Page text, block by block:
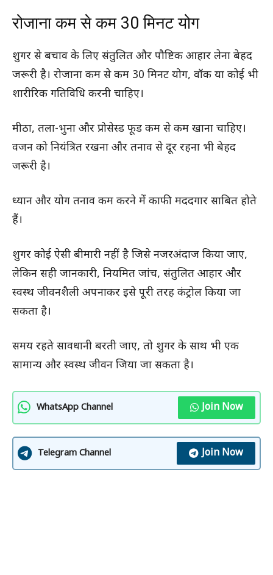
रोजाना कम से कम 30 मिनट योग
शुगर से बचाव के लिए संतुलित और पौष्टिक आहार लेना बेहद
जरूरी है। रोजाना कम से कम 30 मिनट योग, वॉक या कोई भी
शारीरिक गतिविधि करनी चाहिए।
मीठा, तला-भुना और प्रोसेस्ड फूड कम से कम खाना चाहिए।
वजन को नियंत्रित रखना और तनाव से दूर रहना भी बेहद
जरूरी है।
ध्यान और योग तनाव कम करने में काफी मददगार साबित होते
हैं।
शुगर कोई ऐसी बीमारी नहीं है जिसे नजरअंदाज किया जाए,
लेकिन सही जानकारी, नियमित जांच, संतुलित आहार और
स्वस्थ जीवनशैली अपनाकर इसे पूरी तरह कंट्रोल किया जा
सकता है।
समय रहते सावधानी बरती जाए, तो शुगर के साथ भी एक
सामान्य और स्वस्थ जीवन जिया जा सकता है।
WhatsApp Channel Join Now
Telegram Channel Join Now